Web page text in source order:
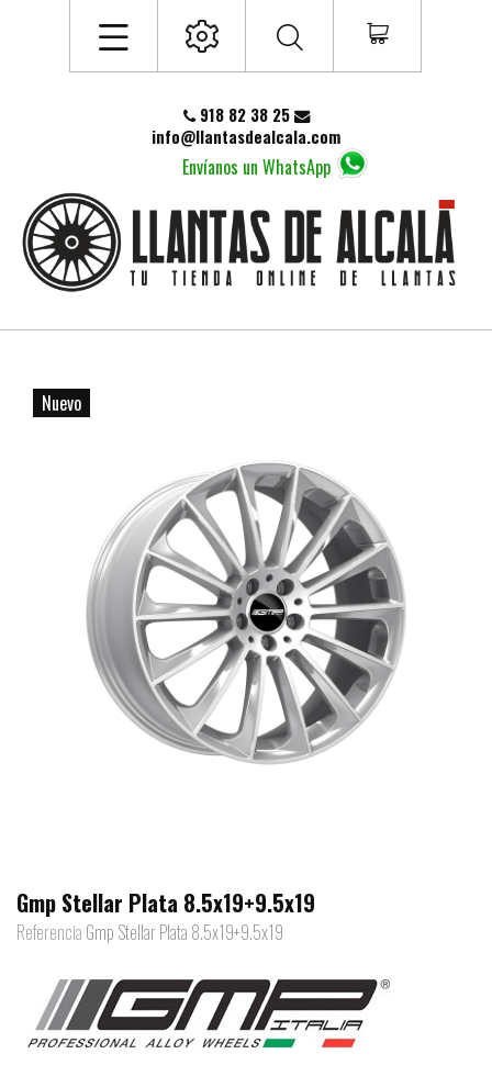
Envíanos un WhatsApp
918 82 38 25
info@llantasdealcala.com
Nuevo
Gmp Stellar Plata 8.5x19+9.5x19
Referencia Gmp Stellar Plata 8.5x19+9.5x19